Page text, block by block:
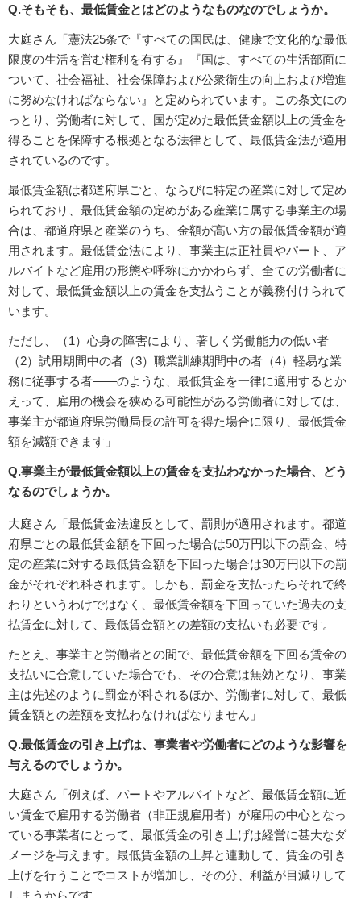
Q.そもそも、最低賃金とはどのようなものなのでしょうか。
大庭さん「憲法25条で『すべての国民は、健康で文化的な最低
限度の生活を営む権利を有する』『国は、すべての生活部面に
ついて、社会福祉、社会保障および公衆衛生の向上および増進
に努めなければならない』と定められています。この条文にの
っとり、労働者に対して、国が定めた最低賃金額以上の賃金を
得ることを保障する根拠となる法律として、最低賃金法が適用
されているのです。
最低賃金額は都道府県ごと、ならびに特定の産業に対して定め
られており、最低賃金額の定めがある産業に属する事業主の場
合は、都道府県と産業のうち、金額が高い方の最低賃金額が適
用されます。最低賃金法により、事業主は正社員やパート、ア
ルバイトなど雇用の形態や呼称にかかわらず、全ての労働者に
対して、最低賃金額以上の賃金を支払うことが義務付けられて
います。
ただし、（1）心身の障害により、著しく労働能力の低い者
（2）試用期間中の者（3）職業訓練期間中の者（4）軽易な業
務に従事する者――のような、最低賃金を一律に適用するとか
えって、雇用の機会を狭める可能性がある労働者に対しては、
事業主が都道府県労働局長の許可を得た場合に限り、最低賃金
額を減額できます」
Q.事業主が最低賃金額以上の賃金を支払わなかった場合、どう
なるのでしょうか。
大庭さん「最低賃金法違反として、罰則が適用されます。都道
府県ごとの最低賃金額を下回った場合は50万円以下の罰金、特
定の産業に対する最低賃金額を下回った場合は30万円以下の罰
金がそれぞれ科されます。しかも、罰金を支払ったらそれで終
わりというわけではなく、最低賃金額を下回っていた過去の支
払賃金に対して、最低賃金額との差額の支払いも必要です。
たとえ、事業主と労働者との間で、最低賃金額を下回る賃金の
支払いに合意していた場合でも、その合意は無効となり、事業
主は先述のように罰金が科されるほか、労働者に対して、最低
賃金額との差額を支払わなければなりません」
Q.最低賃金の引き上げは、事業者や労働者にどのような影響を
与えるのでしょうか。
大庭さん「例えば、パートやアルバイトなど、最低賃金額に近
い賃金で雇用する労働者（非正規雇用者）が雇用の中心となっ
ている事業者にとって、最低賃金の引き上げは経営に甚大なダ
メージを与えます。最低賃金額の上昇と連動して、賃金の引き
上げを行うことでコストが増加し、その分、利益が目減りして